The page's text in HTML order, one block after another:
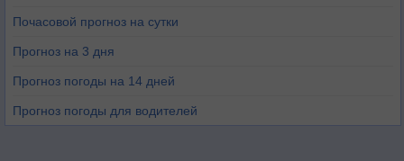
Почасовой прогноз на сутки
Прогноз на 3 дня
Прогноз погоды на 14 дней
Прогноз погоды для водителей